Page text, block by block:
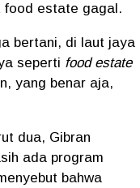
food estate gagal.
bertani, di laut jaya
seperti food estate
yang benar aja,
dua, Gibran
ada program
bahwa